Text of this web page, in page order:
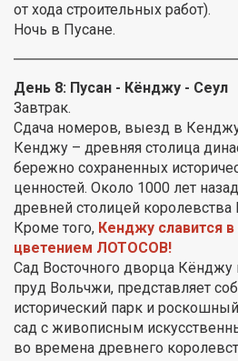
от хода строительных работ).
Ночь в Пусане.
День 8: Пусан - Кёнджу - Сеул
Завтрак.
Сдача номеров, выезд в
Кенджу – древняя столица
бережно сохраненных
ценностей. Около 1000 лет
древней столицей королевства
Кроме того, Кенджу славится
цветением ЛОТОСОВ!
Сад Восточного дворца
пруд Вольчжи, представляет
исторический парк и
сад с живописным
во времена древнего